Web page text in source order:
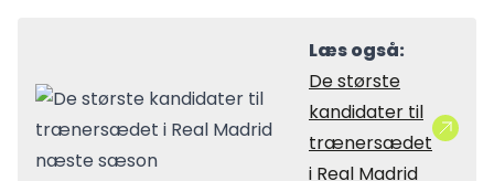
Læs også:
De største
kandidater til
trænersædet
i Real Madrid